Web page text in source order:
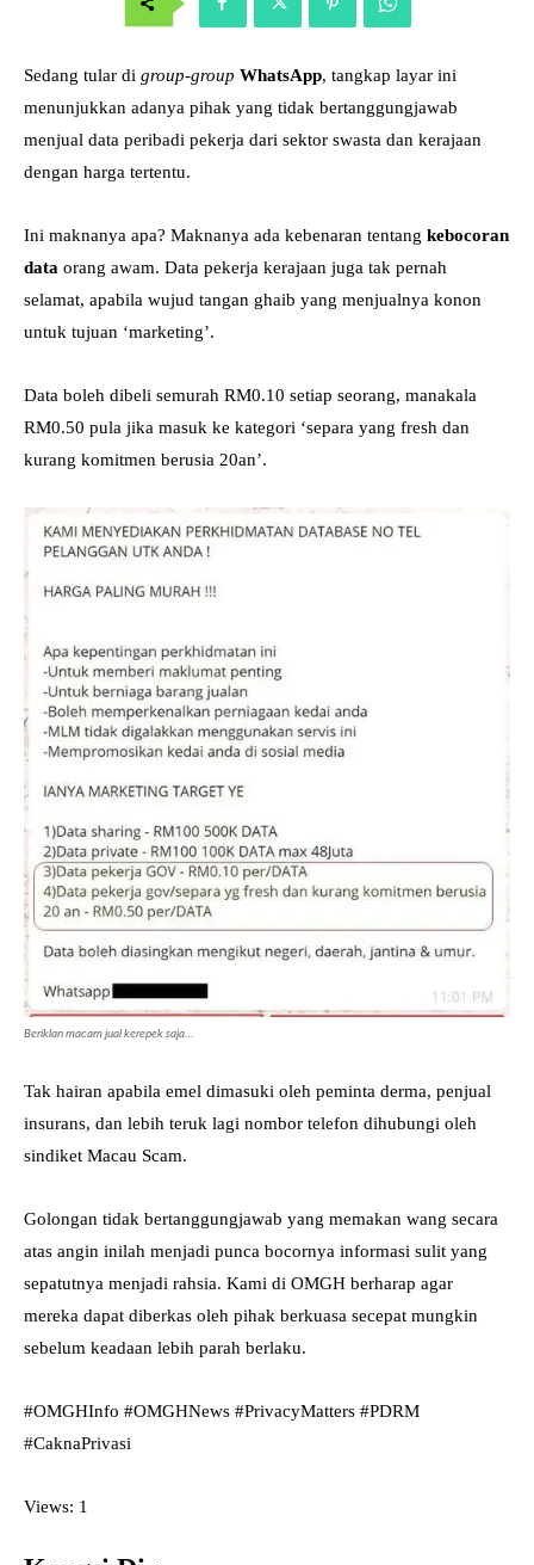
Sedang tular di group-group WhatsApp, tangkap layar ini
menunjukkan adanya pihak yang tidak bertanggungjawab
menjual data peribadi pekerja dari sektor swasta dan kerajaan
dengan harga tertentu.
Ini maknanya apa? Maknanya ada kebenaran tentang kebocoran
data orang awam. Data pekerja kerajaan juga tak pernah
selamat, apabila wujud tangan ghaib yang menjualnya konon
untuk tujuan ‘marketing’.
Data boleh dibeli semurah RM0.10 setiap seorang, manakala
RM0.50 pula jika masuk ke kategori ‘separa yang fresh dan
kurang komitmen berusia 20an’.
Beriklan macam jual kerepek saja…
Tak hairan apabila emel dimasuki oleh peminta derma, penjual
insurans, dan lebih teruk lagi nombor telefon dihubungi oleh
sindiket Macau Scam.
Golongan tidak bertanggungjawab yang memakan wang secara
atas angin inilah menjadi punca bocornya informasi sulit yang
sepatutnya menjadi rahsia. Kami di OMGH berharap agar
mereka dapat diberkas oleh pihak berkuasa secepat mungkin
sebelum keadaan lebih parah berlaku.
#OMGHInfo #OMGHNews #PrivacyMatters #PDRM
#CaknaPrivasi
Views: 1